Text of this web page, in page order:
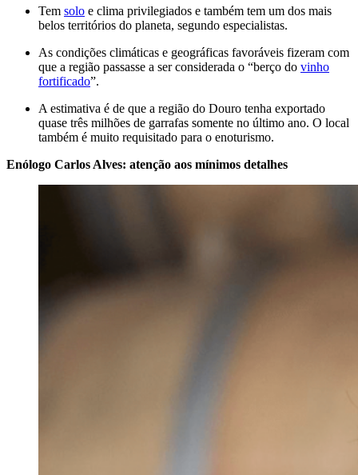
Tem solo e clima privilegiados e também tem um dos mais
belos territórios do planeta, segundo especialistas.
As condições climáticas e geográficas favoráveis fizeram com
que a região passasse a ser considerada o “berço do vinho
fortificado”.
A estimativa é de que a região do Douro tenha exportado
quase três milhões de garrafas somente no último ano. O local
também é muito requisitado para o enoturismo.
Enólogo Carlos Alves: atenção aos mínimos detalhes